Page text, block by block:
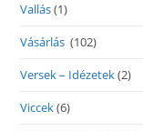
Vallás(1)
Vásárlás (102)
Versek – Idézetek(2)
Viccek(6)